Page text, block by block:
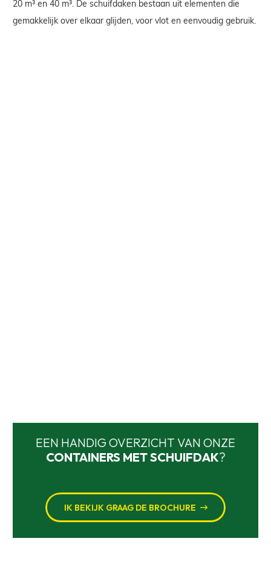
20 m³ en 40 m³. De schuifdaken bestaan uit elementen die
gemakkelijk over elkaar glijden, voor vlot en eenvoudig gebruik.
EEN HANDIG OVERZICHT VAN ONZE
CONTAINERS MET SCHUIFDAK?
IK BEKIJK GRAAG DE BROCHURE